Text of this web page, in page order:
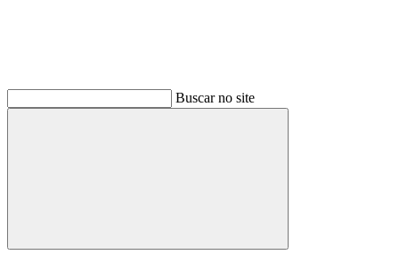
Buscar no site
Buscar